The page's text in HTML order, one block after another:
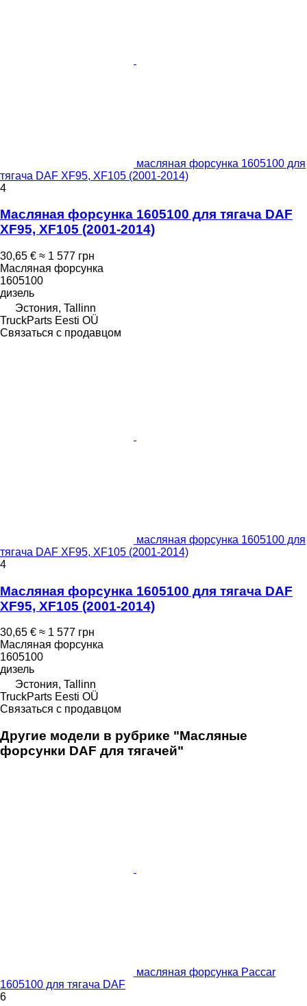
масляная форсунка 1605100 для
тягача DAF XF95, XF105 (2001-2014)
4
Масляная форсунка 1605100 для тягача DAF
XF95, XF105 (2001-2014)
30,65 € ≈ 1 577 грн
Масляная форсунка
1605100
дизель
Эстония, Tallinn
TruckParts Eesti OÜ
Связаться с продавцом
масляная форсунка 1605100 для
тягача DAF XF95, XF105 (2001-2014)
4
Масляная форсунка 1605100 для тягача DAF
XF95, XF105 (2001-2014)
30,65 € ≈ 1 577 грн
Масляная форсунка
1605100
дизель
Эстония, Tallinn
TruckParts Eesti OÜ
Связаться с продавцом
Другие модели в рубрике "Масляные
форсунки DAF для тягачей"
масляная форсунка Paccar
1605100 для тягача DAF
6